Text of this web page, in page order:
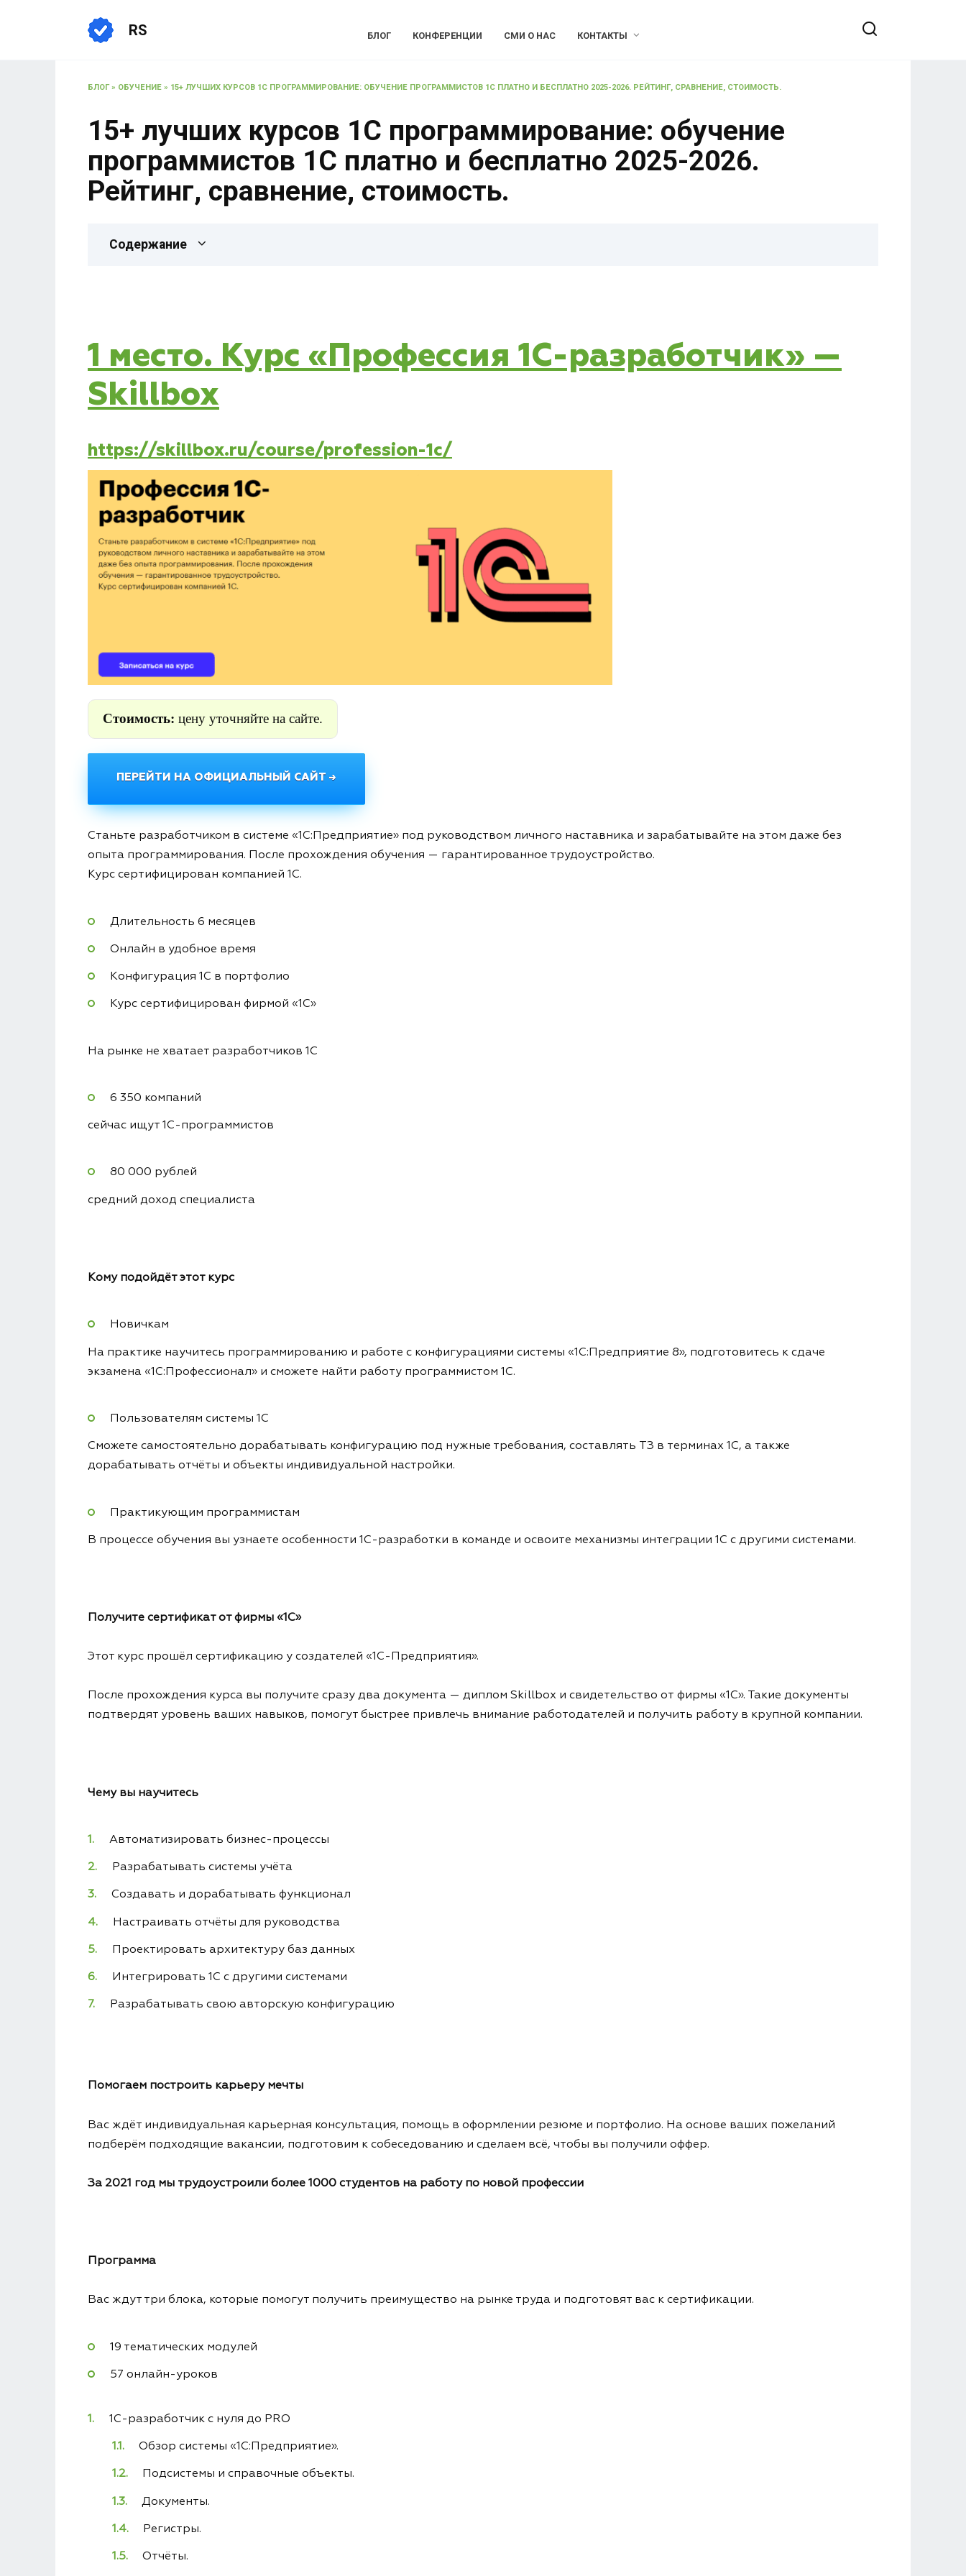
RS БЛОГ КОНФЕРЕНЦИИ СМИ О НАС КОНТАКТЫ
БЛОГ» ОБУЧЕНИЕ » 15+ ЛУЧШИХ КУРСОВ 1С ПРОГРАММИРОВАНИЕ: ОБУЧЕНИЕ ПРОГРАММИСТОВ 1С ПЛАТНО И БЕСПЛАТНО 2025-2026. РЕЙТИНГ, СРАВНЕНИЕ, СТОИМОСТЬ.
15+ лучших курсов 1С программирование: обучение
программистов 1С платно и бесплатно 2025-2026.
Рейтинг, сравнение, стоимость.
Содержание
1 место. Курс «Профессия 1C-разработчик» —
Skillbox
https://skillbox.ru/course/profession-1c/
Стоимость: цену уточняйте на сайте.
ПЕРЕЙТИ НА ОФИЦИАЛЬНЫЙ САЙТ →
Станьте разработчиком в системе «1С:Предприятие» под руководством личного наставника и зарабатывайте на этом даже без
опыта программирования. После прохождения обучения — гарантированное трудоустройство.
Курс сертифицирован компанией 1С.
Длительность 6 месяцев
Онлайн в удобное время
Конфигурация 1С в портфолио
Курс сертифицирован фирмой «1С»
На рынке не хватает разработчиков 1С
6 350 компаний
сейчас ищут 1С-программистов
80 000 рублей
средний доход специалиста
Кому подойдёт этот курс
Новичкам
На практике научитесь программированию и работе с конфигурациями системы «1С:Предприятие 8», подготовитесь к сдаче
экзамена «1С:Профессионал» и сможете найти работу программистом 1С.
Пользователям системы 1С
Сможете самостоятельно дорабатывать конфигурацию под нужные требования, составлять ТЗ в терминах 1С, а также
дорабатывать отчёты и объекты индивидуальной настройки.
Практикующим программистам
В процессе обучения вы узнаете особенности 1С-разработки в команде и освоите механизмы интеграции 1С с другими системами.
Получите сертификат от фирмы «1С»
Этот курс прошёл сертификацию у создателей «1С-Предприятия».
После прохождения курса вы получите сразу два документа — диплом Skillbox и свидетельство от фирмы «1С». Такие документы
подтвердят уровень ваших навыков, помогут быстрее привлечь внимание работодателей и получить работу в крупной компании.
Чему вы научитесь
Автоматизировать бизнес-процессы
Разрабатывать системы учёта
Создавать и дорабатывать функционал
Настраивать отчёты для руководства
Проектировать архитектуру баз данных
Интегрировать 1С с другими системами
Разрабатывать свою авторскую конфигурацию
Помогаем построить карьеру мечты
Вас ждёт индивидуальная карьерная консультация, помощь в оформлении резюме и портфолио. На основе ваших пожеланий
подберём подходящие вакансии, подготовим к собеседованию и сделаем всё, чтобы вы получили оффер.
За 2021 год мы трудоустроили более 1000 студентов на работу по новой профессии
Программа
Вас ждут три блока, которые помогут получить преимущество на рынке труда и подготовят вас к сертификации.
19 тематических модулей
57 онлайн-уроков
1C-разработчик с нуля до PRO
Обзор системы «1С:Предприятие».
Подсистемы и справочные объекты.
Документы.
Регистры.
Отчёты.